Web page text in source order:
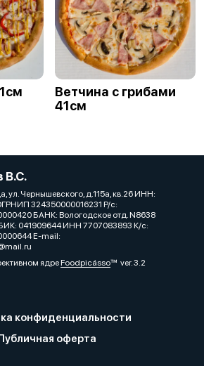
Ветчина с грибами
41см
В.С.
ул. Чернышевского, д.115а, кв.26 ИНН:
324350000016231 Р/с:
БАНК: Вологодское отд. N8638
041909644 ИНН 7707083893 К/с:
E-mail:
ядреFoodpicássover. 3.2
конфиденциальности
оферта